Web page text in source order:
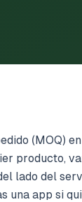
(MOQ)
producto,
lado del
una app si